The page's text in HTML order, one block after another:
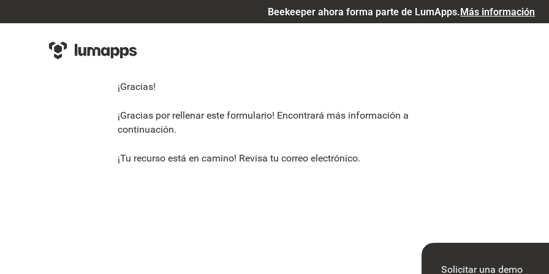
Beekeeper ahora forma parte de LumApps.Más información
¡Gracias!
¡Gracias por rellenar este formulario! Encontrará más información a
continuación.
¡Tu recurso está en camino! Revisa tu correo electrónico.
Solicitar una demo